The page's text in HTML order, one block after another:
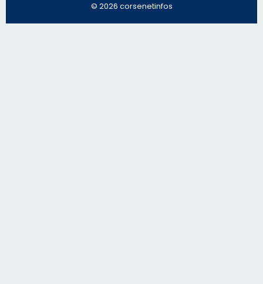
© 2026 corsenetinfos